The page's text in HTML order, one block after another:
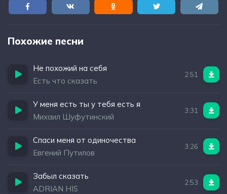
Похожие песни
Не похожий на себя
Есть что сказать
2:51
У меня есть ты у тебя есть я
Михаил Шуфутинский
3:31
Спаси меня от одиночества
Евгений Путилов
3:26
Забыл сказать
ADRIAN HIS
2:53